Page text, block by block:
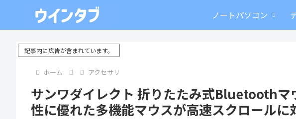
ノートパソコン
記事内に広告が含まれています。
ホーム アクセサリ
サンワダイレクト 折りたたみ式Bluetoothマ
性に優れた多機能マウスが高速スクロールに